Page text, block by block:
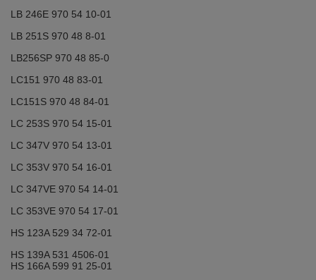
LB 246E 970 54 10-01
LB 251S 970 48 8-01
LB256SP 970 48 85-0
LC151 970 48 83-01
LC151S 970 48 84-01
LC 253S 970 54 15-01
LC 347V 970 54 13-01
LC 353V 970 54 16-01
LC 347VE 970 54 14-01
LC 353VE 970 54 17-01
HS 123A 529 34 72-01
HS 139A 531 4506-01
HS 166A 599 91 25-01